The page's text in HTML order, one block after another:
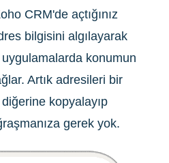
açtığınız
bilgisini algılayarak
konumun
Artık adresileri bir
kopyalayıp
gerek yok.